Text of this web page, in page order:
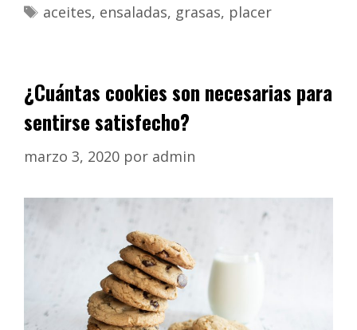
aceites, ensaladas, grasas, placer
¿Cuántas cookies son necesarias para
sentirse satisfecho?
marzo 3, 2020 por admin